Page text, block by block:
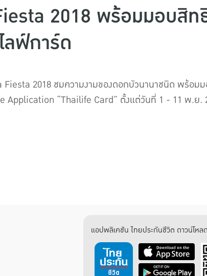
2018 พร้อมมอบสิ
ลฟ์การ์ด
Fiesta 2018 ชมความงามของดอกบัวนานาชนิด พร้อม
Application “Thailife Card” ตั้งแต่วันที่ 1 - 11 พ.ย.
แอปพลิเคชัน ไทยประกันชีวิต ดาวน์โหล